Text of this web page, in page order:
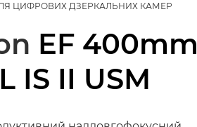
ЦИФРОВИХ ДЗЕРКАЛЬНИХ КАМЕР
EF 400mm
IS II USM